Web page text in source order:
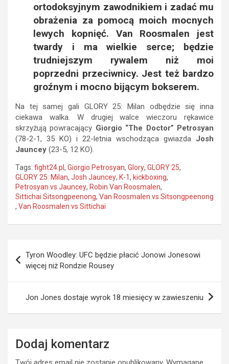
ortodoksyjnym zawodnikiem i zadać mu
obrażenia za pomocą moich mocnych
lewych kopnięć. Van Roosmalen jest
twardy i ma wielkie serce; będzie
trudniejszym rywalem niż moi
poprzedni przeciwnicy. Jest też bardzo
groźnym i mocno bijącym bokserem.
Na tej samej gali GLORY 25: Milan odbędzie się inna
ciekawa walka. W drugiej walce wieczoru rękawice
skrzyżują powracający Giorgio “The Doctor” Petrosyan
(78-2-1, 35 KO) i 22-letnia wschodząca gwiazda Josh
Jauncey (23-5, 12 KO).
Tags: fight24.pl , Giorgio Petrosyan, Glory, GLORY 25,
GLORY 25: Milan, Josh Jauncey, K-1, kickboxing,
Petrosyan vs Jauncey, Robin Van Roosmalen,
Sittichai Sitsongpeenong, Van Roosmalen vs Sitsongpeenong
, Van Roosmalen vs Sittichai
wpisu
Tyron Woodley: UFC będzie płacić Jonowi Jonesowi
więcej niż Rondzie Rousey
Jon Jones dostaje wyrok 18 miesięcy w zawieszeniu
Dodaj komentarz